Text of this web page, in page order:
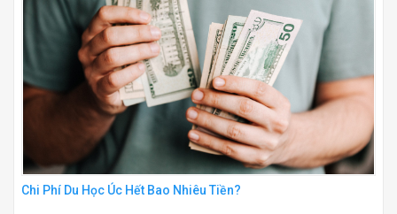
Chi Phí Du Học Úc Hết Bao Nhiêu Tiền?